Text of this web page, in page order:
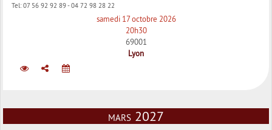
Tel: 07 56 92 92 89 - 04 72 98 28 22
samedi 17 octobre 2026
20h30
69001
Lyon
mars 2027